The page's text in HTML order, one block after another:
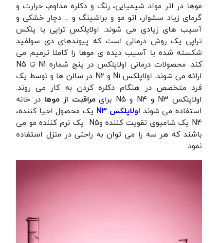
موها در اثر مواد شیمیایی، رنگ و دکلره مداوم، حرارت و
گرمای زیاد سشوار، اتو مو و براشینگ و ... دچار خشکی و
آسیب های زیادی می شوند. اولاپلکس تراپی یا پلکس
تراپی یک روش درمانی است که پیوندهای دی سولفید
شکسته شده یا آسیب دیده ی موها را کاملا ترمیم می
کند. محصولات درمانی اولاپلکس در پنج شماره N1 تا N5
ارائه می شوند. اولاپلکس N1 و N2 در سالن ها و توسط یک
فرد متخصص در هنگام دکلره کردن به کار می روند.
اولاپلکس N3 و N4 و N5 برای
مراقبت از موها در خانه
استفاده می شوند اولاپلکس N3
یک محصول احیا کننده،
N4 یک شامپوی تقویت کننده وN5 یک نرم کننده مو می
باشند که هر سه را می توان به راحتی در منزل استفاده
نمود.